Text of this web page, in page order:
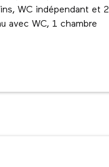
WC indépendant et 2
avec WC, 1 chambre